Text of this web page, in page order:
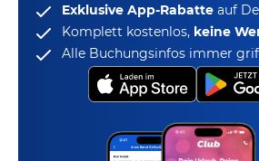
Exklusive App-Rabatte auf
Komplett kostenlos, keine
Alle Buchungsinfos immer